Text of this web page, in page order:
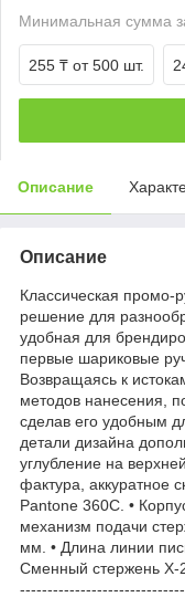
Минимальная сумма
255 ₸ от 500 шт.
Описание
Описание
Классическая промо-
решение для
удобная для
первые шариковые
Возвращаясь к
методов нанесения,
сделав его удобным
детали дизайна
углубление на
фактура, аккуратное
Pantone 360С. •
механизм подачи
мм. • Длина линии
Сменный стержень X-
------------------------------